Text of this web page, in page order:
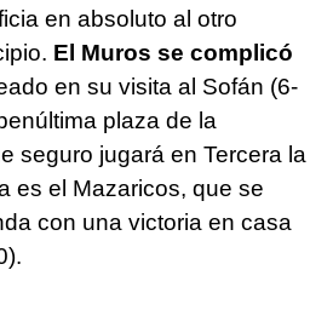
en absoluto al otro
El Muros se complicó
en su visita al Sofán (6-
plaza de la
seguro jugará en Tercera la
es el Mazaricos, que se
con una victoria en casa